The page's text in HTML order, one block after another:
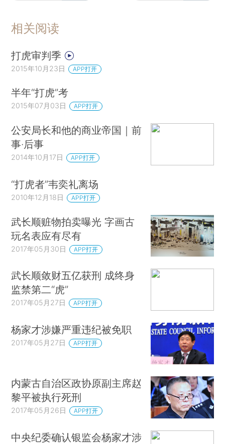
相关阅读
打虎审判季
2015年10月23日 APP打开
半年“打虎”考
2015年07月03日 APP打开
公安局长和他的商业帝国｜前
事·后事
2014年10月17日 APP打开
“打虎者”韦奕礼离场
2010年12月18日 APP打开
武长顺赃物拍卖曝光 字画古
玩名表应有尽有
2017年05月30日 APP打开
武长顺敛财五亿获刑 成终身
监禁第二“虎”
2017年05月27日 APP打开
杨家才涉嫌严重违纪被免职
2017年05月27日 APP打开
内蒙古自治区政协原副主席赵
黎平被执行死刑
2017年05月26日 APP打开
中央纪委确认银监会杨家才涉